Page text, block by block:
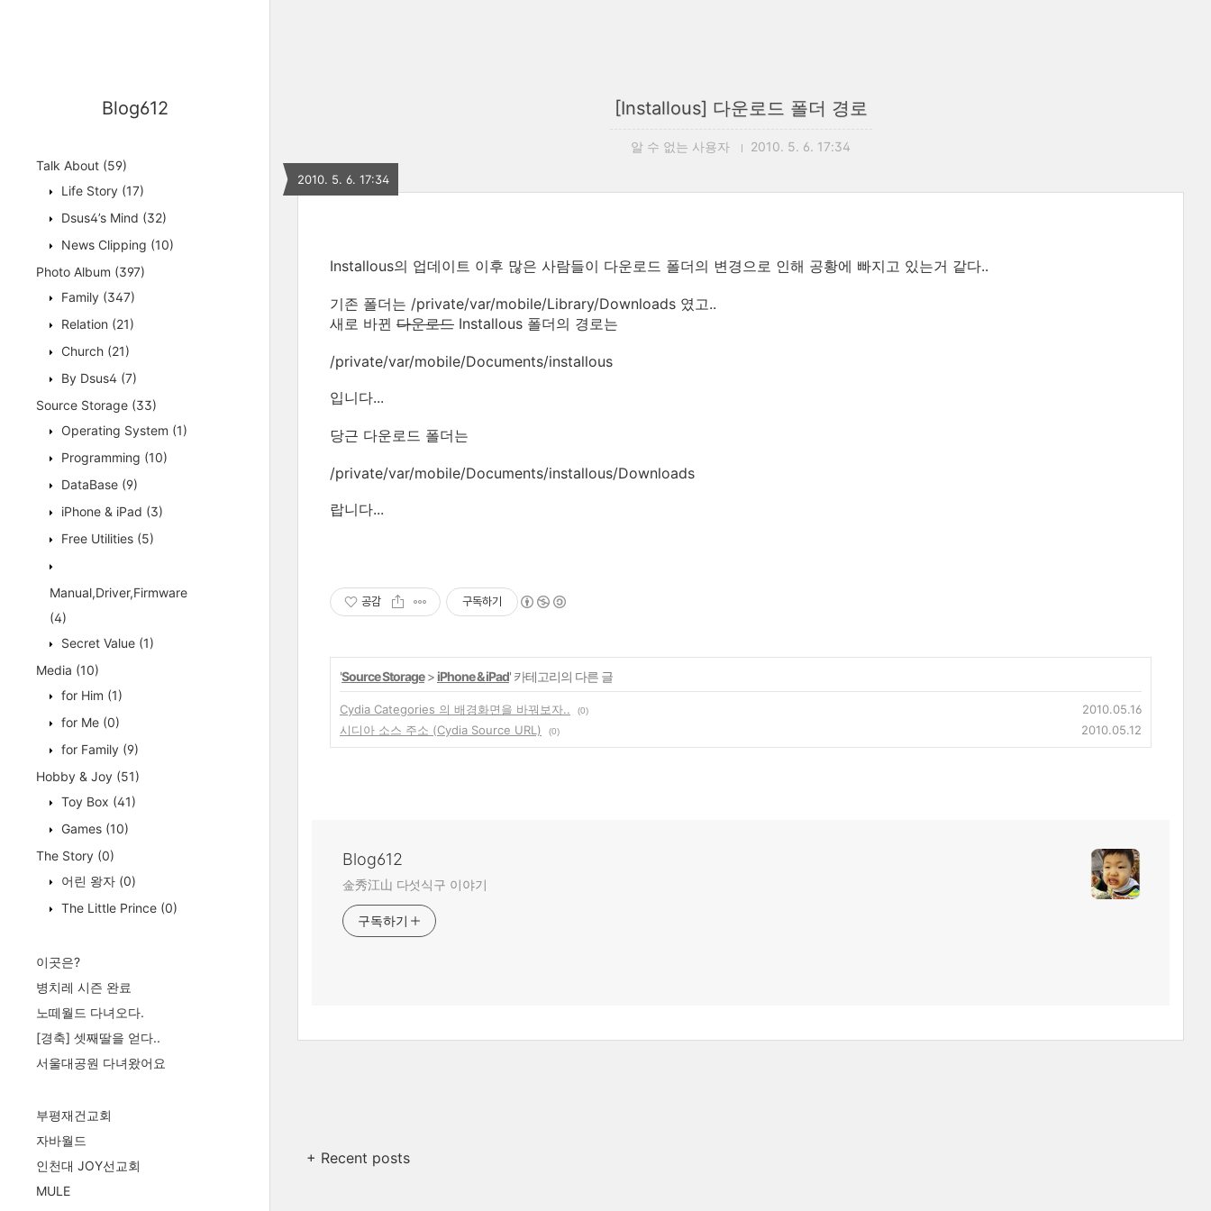
Blog612
Talk About (59)
Life Story (17)
Dsus4’s Mind (32)
News Clipping (10)
Photo Album (397)
Family (347)
Relation (21)
Church (21)
By Dsus4 (7)
Source Storage (33)
Operating System (1)
Programming (10)
DataBase (9)
iPhone & iPad (3)
Free Utilities (5)
Manual,Driver,Firmware
(4)
Secret Value (1)
Media (10)
for Him (1)
for Me (0)
for Family (9)
Hobby & Joy (51)
Toy Box (41)
Games (10)
The Story (0)
어린 왕자 (0)
The Little Prince (0)
이곳은?
병치레 시즌 완료
노떼월드 다녀오다.
[경축] 셋째딸을 얻다..
서울대공원 다녀왔어요
부평재건교회
자바월드
인천대 JOY선교회
MULE
[Installous] 다운로드 폴더 경로
알 수 없는 사용자 2010. 5. 6. 17:34
2010. 5. 6. 17:34
Installous의 업데이트 이후 많은 사람들이 다운로드 폴더의 변경으로 인해 공황에 빠지고 있는거 같다..
기존 폴더는 /private/var/mobile/Library/Downloads 였고..
새로 바뀐 다운로드 Installous 폴더의 경로는
/private/var/mobile/Documents/installous
입니다...
당근 다운로드 폴더는
/private/var/mobile/Documents/installous/Downloads
랍니다...
공감 구독하기
'Source Storage> iPhone & iPad' 카테고리의 다른 글
Cydia Categories 의 배경화면을 바꿔보자.. (0)
2010.05.16
시디아 소스 주소 (Cydia Source URL)
(0) 2010.05.12
Blog612
金秀江山 다섯식구 이야기
구독하기
+ Recent posts